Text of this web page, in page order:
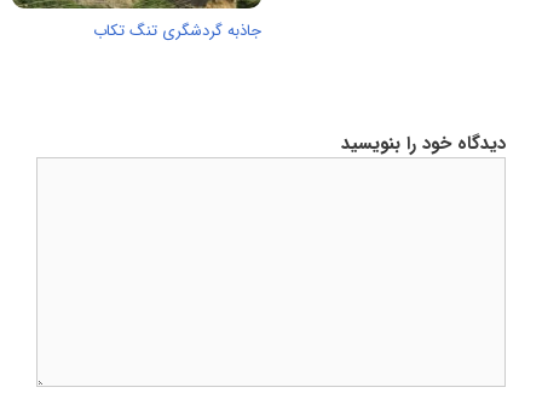
جاذبه گردشگری تنگ تکاب
دیدگاه خود را بنویسید